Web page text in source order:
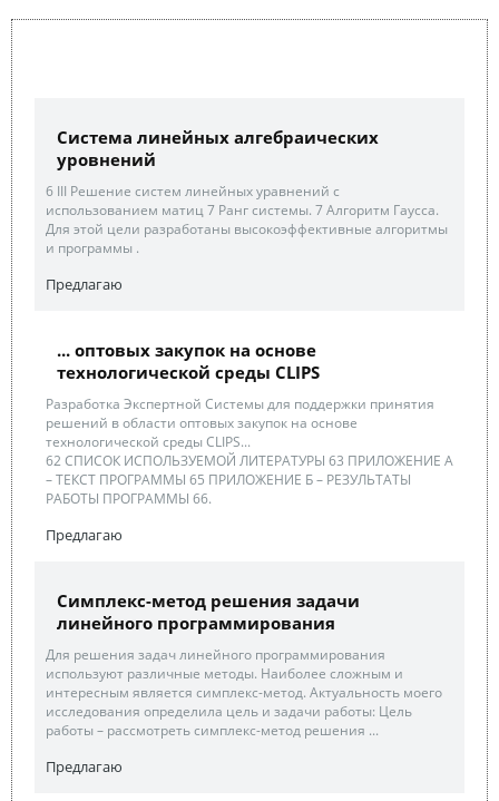
Система линейных алгебраических
уровнений
6 III Решение систем линейных уравнений с
использованием матиц 7 Ранг системы. 7 Алгоритм Гаусса.
Для этой цели разработаны высокоэффективные алгоритмы
и программы .
Предлагаю
... оптовых закупок на основе
технологической среды CLIPS
Разработка Экспертной Системы для поддержки принятия
решений в области оптовых закупок на основе
технологической среды CLIPS...
62 СПИСОК ИСПОЛЬЗУЕМОЙ ЛИТЕРАТУРЫ 63 ПРИЛОЖЕНИЕ А
– ТЕКСТ ПРОГРАММЫ 65 ПРИЛОЖЕНИЕ Б – РЕЗУЛЬТАТЫ
РАБОТЫ ПРОГРАММЫ 66.
Предлагаю
Симплекс-метод решения задачи
линейного программирования
Для решения задач линейного программирования
используют различные методы. Наиболее сложным и
интересным является симплекс-метод. Актуальность моего
исследования определила цель и задачи работы: Цель
работы – рассмотреть симплекс-метод решения ...
Предлагаю